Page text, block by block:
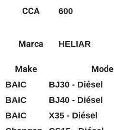
CCA 600
Marca HELIAR
Make Model
BAIC BJ30 - Diésel
BAIC
BJ40 - Diésel
BAIC
X35 - Diésel